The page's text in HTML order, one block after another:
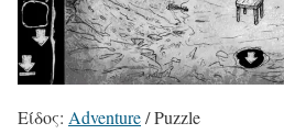
Είδος: Adventure/ Puzzle